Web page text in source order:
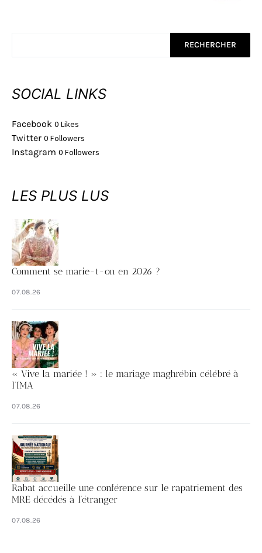
RECHERCHER
SOCIAL LINKS
Facebook 0 Likes
Twitter 0 Followers
Instagram 0 Followers
LES PLUS LUS
Comment se marie-t-on en 2026 ?
07.08.26
« Vive la mariée ! » : le mariage maghrébin célébré à
l’IMA
07.08.26
Rabat accueille une conférence sur le rapatriement des
MRE décédés à l’étranger
07.08.26